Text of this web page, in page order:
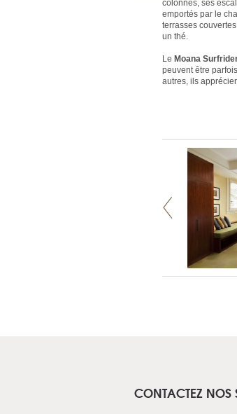
colonnes, ses
emportés par le
terrasses
un thé.
Le Moana
peuvent être
autres, ils
CONTACTEZ NOS